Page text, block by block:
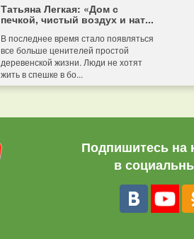
Татьяна Легкая: «Дом с
печкой, чистый воздух и нат...
В последнее время стало появляться
все больше ценителей простой
деревенской жизни. Люди не хотят
жить в спешке в бо...
Подпишитесь на
в